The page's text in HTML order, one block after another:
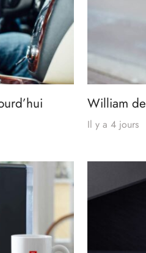
William
Il y a 4 jours